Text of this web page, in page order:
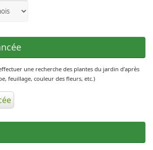
une recherche des plantes du jardin d’après
feuillage, couleur des fleurs, etc.)